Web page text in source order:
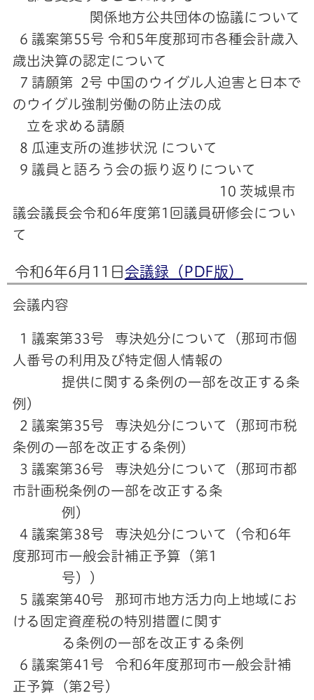
関係地方公共団体の協議について
6 議案第55号 令和5年度那珂市各種会計歳入
歳出決算の認定について
7 請願第 2号 中国のウイグル人迫害と日本で
のウイグル強制労働の防止法の成
立を求める請願
8 瓜連支所の進捗状況 について
9 議員と語ろう会の振り返りについて
10 茨城県市
議会議長会令和6年度第1回議員研修会につい
て
令和6年6月11日会議録（PDF版）
会議内容
1 議案第33号 専決処分について（那珂市個
人番号の利用及び特定個人情報の
提供に関する条例の一部を改正する条
例）
2 議案第35号 専決処分について（那珂市税
条例の一部を改正する条例）
3 議案第36号 専決処分について（那珂市都
市計画税条例の一部を改正する条
例）
4 議案第38号 専決処分について（令和6年
度那珂市一般会計補正予算（第1
号））
5 議案第40号 那珂市地方活力向上地域にお
ける固定資産税の特別措置に関す
る条例の一部を改正する条例
6 議案第41号 令和6年度那珂市一般会計補
正予算（第2号）